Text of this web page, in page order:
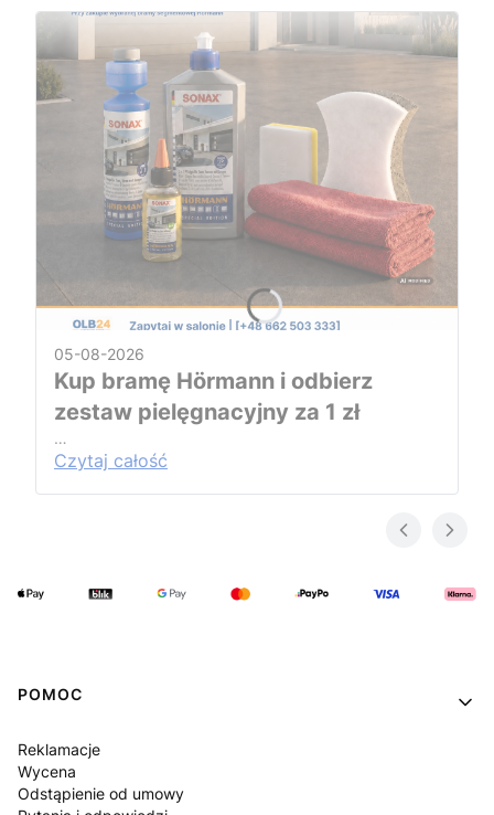
05-08-2026
Kup bramę Hörmann i odbierz
zestaw pielęgnacyjny za 1 zł
…
Czytaj całość
Linki w stopce
POMOC
Reklamacje
Wycena
Odstąpienie od umowy